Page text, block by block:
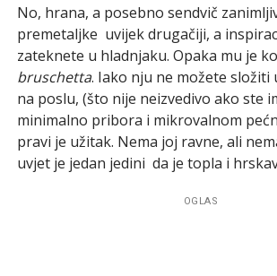
No, hrana, a posebno sendvič
premetaljke ­ uvijek drugačiji, a
bruschetta. Iako nju ne možete složiti
na poslu, (što nije neizvedivo ako ste
minimalno pribora i mikrovalnom
pravi je užitak. Nema joj ravne, ali
uvjet je jedan jedini ­ da je topla i
OGLAS